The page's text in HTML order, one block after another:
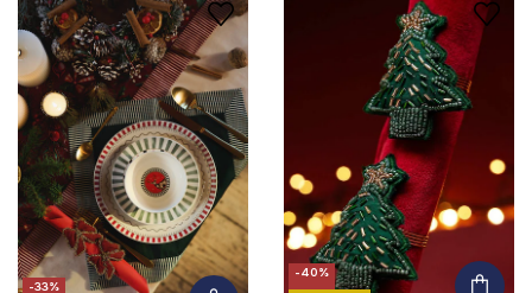
-33%
-40%